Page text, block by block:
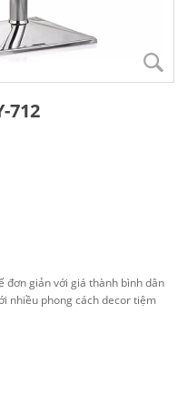
712
đơn giản với giá thành bình dân
nhiều phong cách decor tiệm